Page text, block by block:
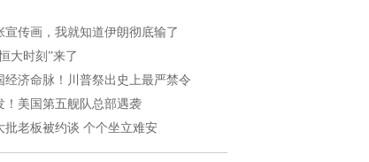
宣传画，我就知道伊朗彻底输了
大时刻”来了
经济命脉！川普祭出史上最严禁令
！美国第五舰队总部遇袭
批老板被约谈 个个坐立难安